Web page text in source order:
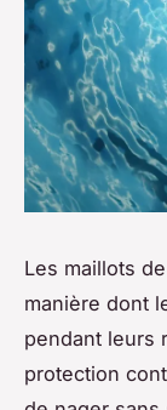
Les maillots
manière dont
pendant leurs
protection